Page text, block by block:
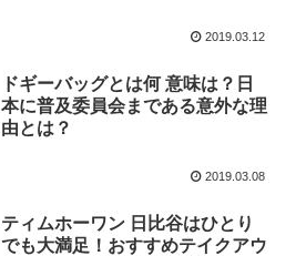
2019.03.12
ドギーバッグとは何 意味は？日
本に普及委員会まである意外な理
由とは？
2019.03.08
ティムホーワン 日比谷はひとり
でも大満足！おすすめテイクアウ